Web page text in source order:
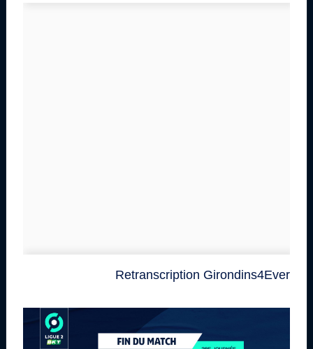
Retranscription Girondins4Ever